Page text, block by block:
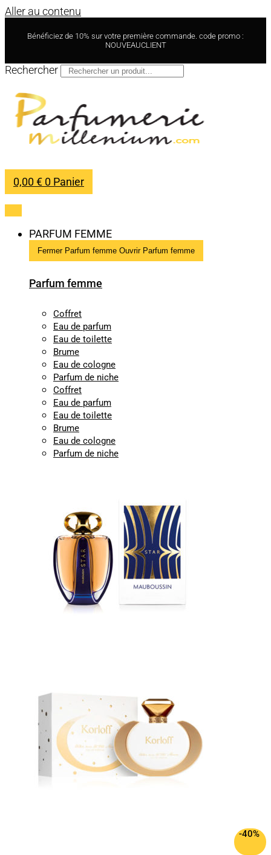
Aller au contenu
Bénéficiez de 10% sur votre première commande. code promo :
NOUVEAUCLIENT
Rechercher
0,00€ 0 Panier
PARFUM FEMME
Fermer Parfum femme Ouvrir Parfum femme
Parfum femme
Coffret
Eau de parfum
Eau de toilette
Brume
Eau de cologne
Parfum de niche
Coffret
Eau de parfum
Eau de toilette
Brume
Eau de cologne
Parfum de niche
-40%